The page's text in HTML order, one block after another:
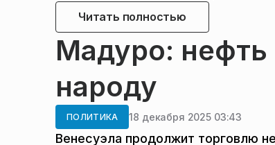
Читать полностью
Мадуро:
народу
ПОЛИТИКА 18 декабря 2025 03:43
Венесуэла продолжит торговлю